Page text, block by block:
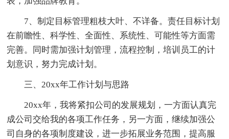
7、制定目标管理粗枝大叶、不详备。责任目标计划
在前瞻性、科学性、全面性、系统性、可能性等方面需
完善。同时需加强计划管理，流程控制，培训员工的计
划意识，努力完成计划。
三、20xx年工作计划与思路
20xx年，我将紧扣公司的发展规划，一方面认真完
成公司交给我的各项工作任务，另一方面，继续加强公
司自身的各项制度建设，进一步拓展业务范围，提高服